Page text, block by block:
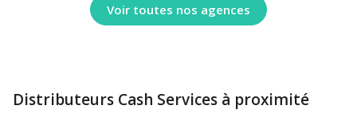
Voir toutes nos agences
Distributeurs Cash Services à proximité